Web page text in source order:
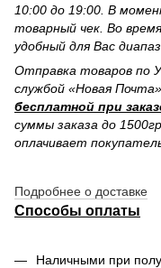
10:00 до 19:00. В
товарный чек. Во
удобный для Вас
Отправка товаров по
службой «Новая
бесплатной при
суммы заказа до
оплачивает
Подробнее о доставке
Способы оплаты
Наличными при